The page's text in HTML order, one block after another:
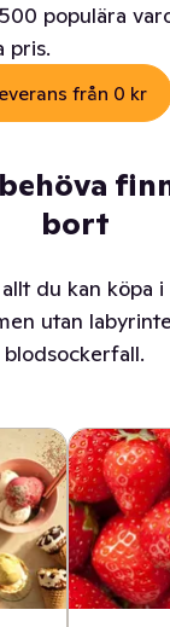
populära
pris.
från 0 kr
bort
du kan köpa i
utan
blodsockerfall.